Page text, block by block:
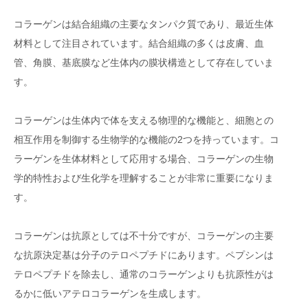
コラーゲンは結合組織の主要なタンパク質であり、最近生体
材料として注目されています。結合組織の多くは皮膚、血
管、角膜、基底膜など生体内の膜状構造として存在していま
す。
コラーゲンは生体内で体を支える物理的な機能と、細胞との
相互作用を制御する生物学的な機能の2つを持っています。コ
ラーゲンを生体材料として応用する場合、コラーゲンの生物
学的特性および生化学を理解することが非常に重要になりま
す。
コラーゲンは抗原としては不十分ですが、コラーゲンの主要
な抗原決定基は分子のテロペプチドにあります。ペプシンは
テロペプチドを除去し、通常のコラーゲンよりも抗原性がは
るかに低いアテロコラーゲンを生成します。